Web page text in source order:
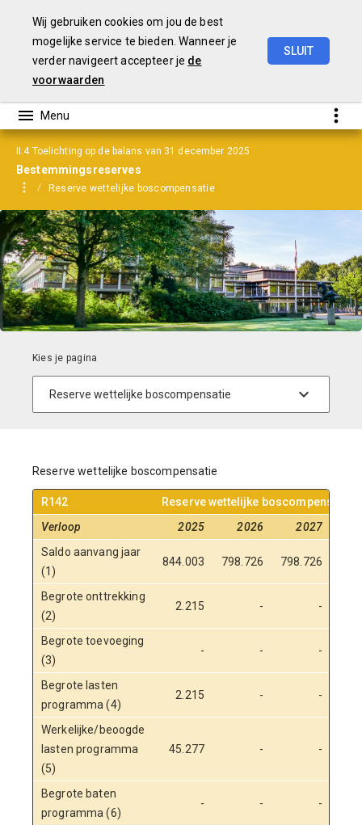
Wij gebruiken cookies om jou de best
mogelijke service te bieden. Wanneer je
verder navigeert accepteer je de
voorwaarden
SLUIT
II.4 Toelichting op de balans van 31 december 2025
Bestemmingsreserves
Reserve wettelijke boscompensatie
Reserve wettelijke boscompensatie
R142
Reserve wettelijke boscompensatie
Verloop
2025 2026 2027
Saldo aanvang jaar
(1)
844.003 798.726 798.726
Begrote onttrekking
(2)
2.215 - -
Begrote toevoeging
(3)
- - -
Begrote lasten
programma (4)
2.215 - -
Werkelijke/beoogde
lasten programma
(5)
45.277 - -
Begrote baten
programma (6)
- - -